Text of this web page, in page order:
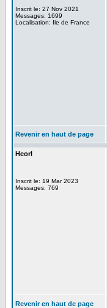
Inscrit le: 27 Nov 2021
Messages: 1699
Localisation: Ile de France
Revenir en haut de page
Heorl
Inscrit le: 19 Mar 2023
Messages: 769
Revenir en haut de page